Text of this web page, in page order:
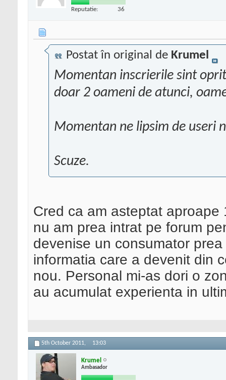
Reputatie: 36
Postat în original de Krumel
Momentan inscrierile sint
doar 2 oameni de atunci,
Momentan ne lipsim de useri
Scuze.
Cred ca am asteptat
nu am prea intrat pe forum
devenise un consumator
informatia care a devenit din
nou. Personal mi-as dori o
au acumulat experienta in
5th October 2011, 13:03
Krumel
Ambasador